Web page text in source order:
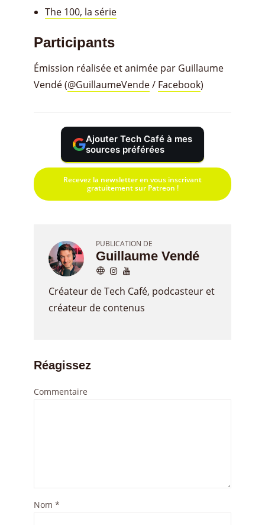
The 100, la série
Participants
Émission réalisée et animée par Guillaume
Vendé (@GuillaumeVende/ Facebook)
Ajouter Tech Café à mes
sources préférées
Recevez la newsletter en vous inscrivant
gratuitement sur Patreon !
PUBLICATION DE
Guillaume Vendé
Créateur de Tech Café, podcasteur et
créateur de contenus
Réagissez
Commentaire
Nom *